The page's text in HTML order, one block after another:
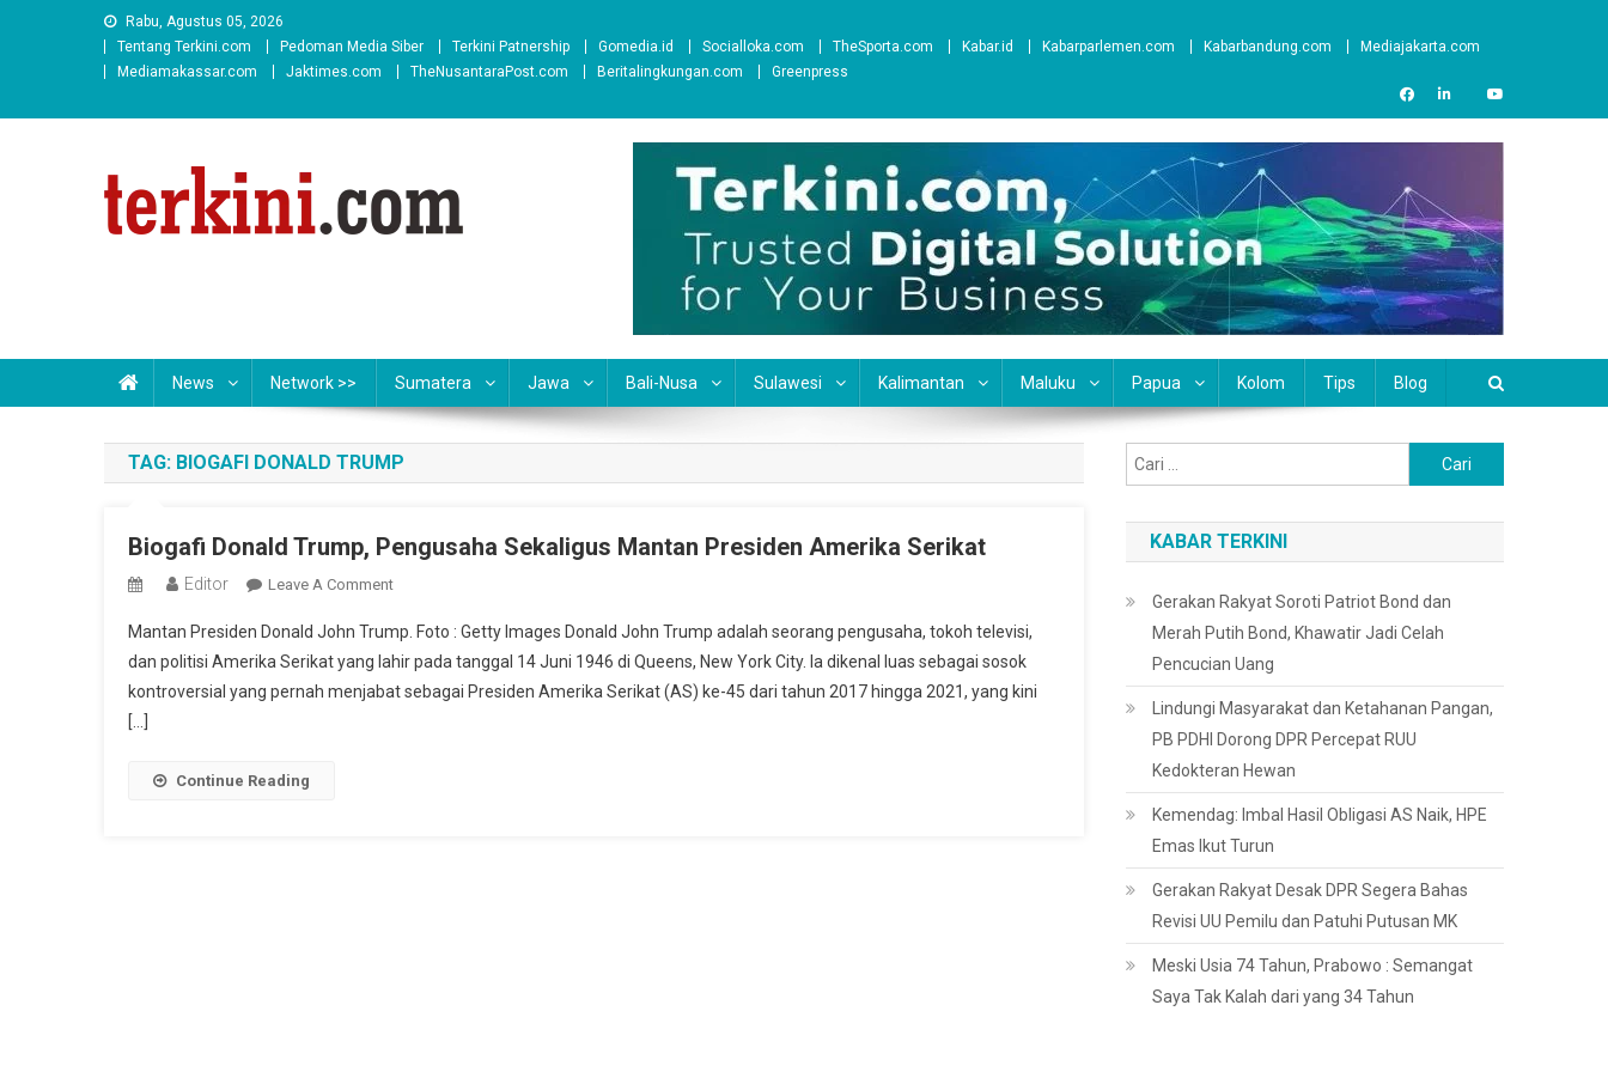
Rabu, Agustus 05, 2026
Tentang Terkini.com
Pedoman Media Siber Terkini Patnership Gomedia.id Socialloka.com TheSporta.com Kabar.id Kabarparlemen.com Kabarbandung.com
Mediajakarta.com
Mediamakassar.com
Jaktimes.com TheNusantaraPost.com Beritalingkungan.com Greenpress
News Network >> Sumatera Jawa Bali-Nusa Sulawesi Kalimantan Maluku Papua Kolom Tips Blog
TAG: BIOGAFI DONALD TRUMP
Biogafi Donald Trump, Pengusaha Sekaligus Mantan Presiden Amerika Serikat
Editor Leave A CommentOn
Donald
Trump,
Pengusaha
Mantan Presiden Donald John Trump. Foto : Getty Images Donald John Trump adalah seorang pengusaha, tokoh televisi,
dan politisi Amerika Serikat yang lahir pada tanggal 14 Juni 1946 di Queens, New York City. Ia dikenal luas sebagai sosok
kontroversial yang pernah menjabat sebagai Presiden Amerika Serikat (AS) ke-45 dari tahun 2017 hingga 2021, yang kini
[…]
Continue Reading
untuk:
KABAR TERKINI
Gerakan Rakyat Soroti Patriot Bond dan
Merah Putih Bond, Khawatir Jadi Celah
Pencucian Uang
Lindungi Masyarakat dan Ketahanan Pangan,
PB PDHI Dorong DPR Percepat RUU
Kedokteran Hewan
Kemendag: Imbal Hasil Obligasi AS Naik, HPE
Emas Ikut Turun
Gerakan Rakyat Desak DPR Segera Bahas
Revisi UU Pemilu dan Patuhi Putusan MK
Meski Usia 74 Tahun, Prabowo : Semangat
Saya Tak Kalah dari yang 34 Tahun